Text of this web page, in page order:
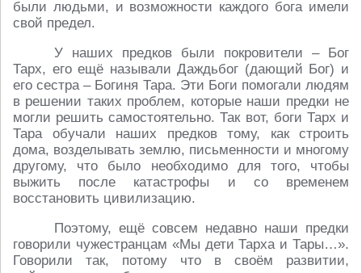
были людьми, и возможности каждого бога имели
свой предел.
У наших предков были покровители – Бог
Тарх, его ещё называли Даждьбог (дающий Бог) и
его сестра – Богиня Тара. Эти Боги помогали людям
в решении таких проблем, которые наши предки не
могли решить самостоятельно. Так вот, боги Тарх и
Тара обучали наших предков тому, как строить
дома, возделывать землю, письменности и многому
другому, что было необходимо для того, чтобы
выжить после катастрофы и со временем
восстановить цивилизацию.
Поэтому, ещё совсем недавно наши предки
говорили чужестранцам «Мы дети Тарха и Тары…».
Говорили так, потому что в своём развитии,